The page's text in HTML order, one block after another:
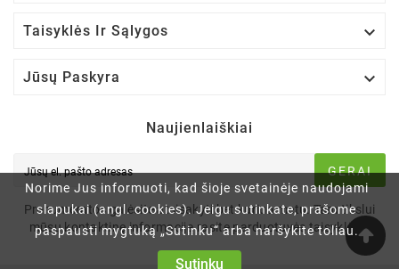
Norime Jus informuoti, kad šioje svetainėje naudojami
slapukai (angl. cookies). Jeigu sutinkate, prašome
paspausti mygtuką „Sutinku“ arba naršykite toliau.
Sutinku
Taisyklės Ir Sąlygos 
Jūsų Paskyra 
Naujienlaiškiai
GERAI
Prenumeratos galėsite atsisakyti bet kuriuo metu. Tam tikslui
mūsų kontaktinę informaciją rasite parduotuvės taisyklėse.